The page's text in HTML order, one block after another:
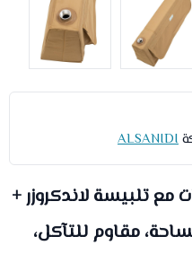
ALSANIDI
مع تلبيسة لاندكروزر +
- يوفر مساحة، مقاوم للتآكل،